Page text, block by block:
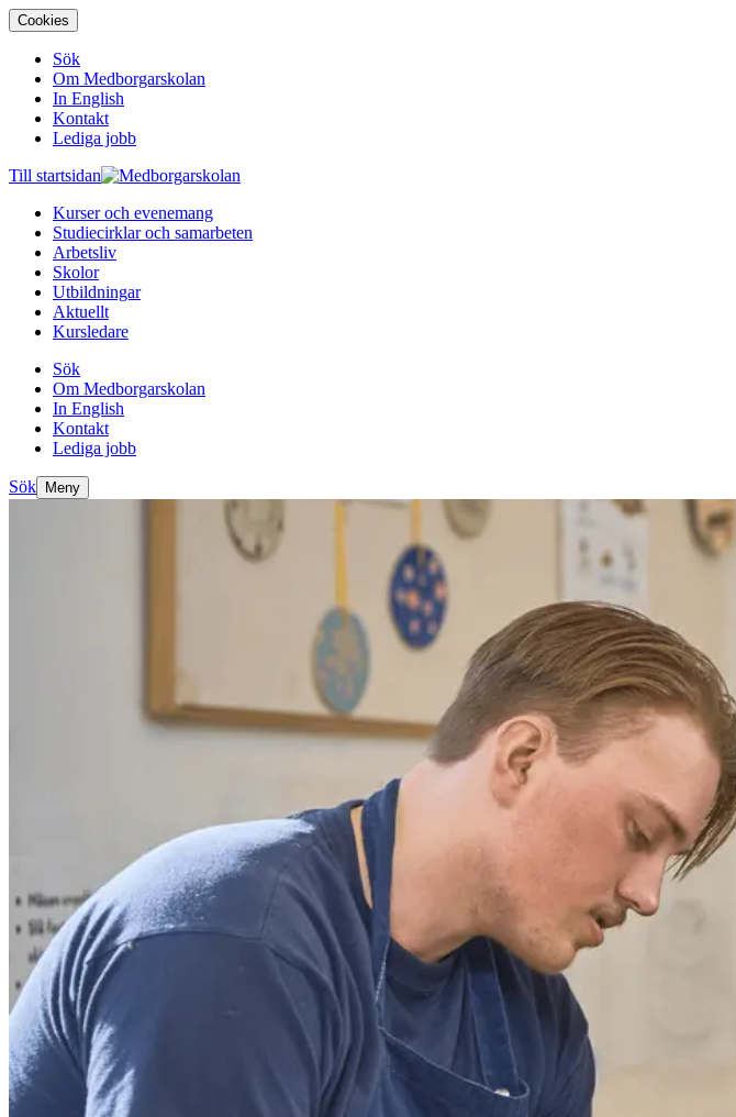
Cookies
Sök
Om Medborgarskolan
In English
Kontakt
Lediga jobb
Till startsidan
Kurser och evenemang
Studiecirklar och samarbeten
Arbetsliv
Skolor
Utbildningar
Aktuellt
Kursledare
Sök
Om Medborgarskolan
In English
Kontakt
Lediga jobb
Sök Meny